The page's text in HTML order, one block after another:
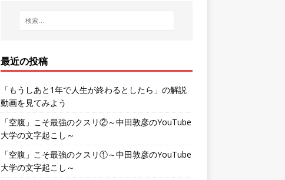
最近の投稿
「もうしあと1年で人生が終わるとしたら」の解説
動画を見てみよう
「空腹」こそ最強のクスリ②～中田敦彦のYouTube
大学の文字起こし～
「空腹」こそ最強のクスリ①～中田敦彦のYouTube
大学の文字起こし～